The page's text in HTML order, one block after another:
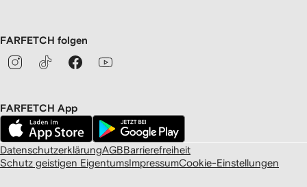
FARFETCH folgen
FARFETCH App
DatenschutzerklärungAGBBarrierefreiheit
Schutz geistigen EigentumsImpressumCookie-Einstellungen